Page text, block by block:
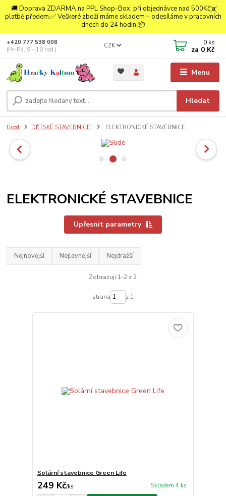
🚚 Doprava ZDARMA na PPL Shop-Box, při objednávce nad 500Kč a
platbě předem.✅ Veškeré zboží máme skladem – odesíláme v pracovních
dnech do 24 hodin.📦
Menu
CZK
Hledat
+420 777 538 008
(Po-Pá, 9 - 18 hod.)
0 ks
za 0 Kč
Úvod DĚTSKÉ STAVEBNICE ELEKTRONICKÉ STAVEBNICE
ELEKTRONICKÉ STAVEBNICE
Upřesnit parametry
Nejnovější Nejlevnější Nejdražší
Zobrazuji 1-2 z 2
strana z 1
Solární stavebnice Green Life
249 Kč/ks Skladem 4 ks